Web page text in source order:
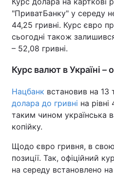
"ПриватБанку" у середу
44,25 гривні. Курс євро
сьогодні також
– 52,08 гривні.
Курс валют в Україні –
Нацбанк встановив на 13
долара до гривні на
таким чином українська
копійку.
Щодо євро гривня, в
позиції. Так, офіційний
на середу встановлено на